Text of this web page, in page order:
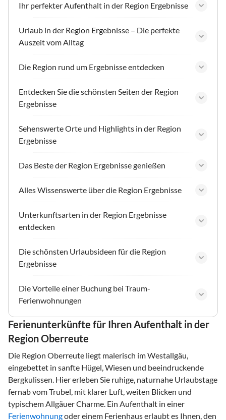
Ihr perfekter Aufenthalt in der Region Ergebnisse
Urlaub in der Region Ergebnisse – Die perfekte
Auszeit vom Alltag
Die Region rund um Ergebnisse entdecken
Entdecken Sie die schönsten Seiten der Region
Ergebnisse
Sehenswerte Orte und Highlights in der Region
Ergebnisse
Das Beste der Region Ergebnisse genießen
Alles Wissenswerte über die Region Ergebnisse
Unterkunftsarten in der Region Ergebnisse
entdecken
Die schönsten Urlaubsideen für die Region
Ergebnisse
Die Vorteile einer Buchung bei Traum-
Ferienwohnungen
Ferienunterkünfte für Ihren Aufenthalt in der
Region Oberreute
Die Region Oberreute liegt malerisch im Westallgäu,
eingebettet in sanfte Hügel, Wiesen und beeindruckende
Bergkulissen. Hier erleben Sie ruhige, naturnahe Urlaubstage
fernab vom Trubel, mit klarer Luft, weiten Blicken und
typischem Allgäuer Charme. Ein Aufenthalt in einer
Ferienwohnungoder einem Ferienhaus erlaubt es Ihnen, den